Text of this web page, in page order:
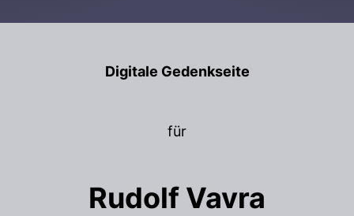
Digitale Gedenkseite
für
Rudolf Vavra